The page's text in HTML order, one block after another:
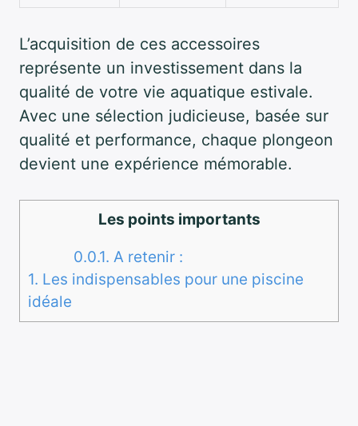
L’acquisition de ces accessoires
représente un investissement dans la
qualité de votre vie aquatique estivale.
Avec une sélection judicieuse, basée sur
qualité et performance, chaque plongeon
devient une expérience mémorable.
Les points importants
0.0.1. A retenir :
1. Les indispensables pour une piscine
idéale